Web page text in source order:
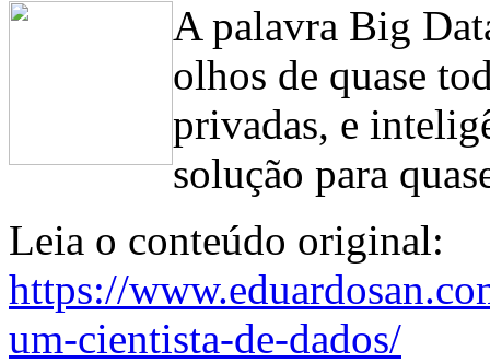
A palavra Big
olhos de quase
privadas, e
solução para
Leia o conteúdo original:
https://
um-cientista-de-dados/